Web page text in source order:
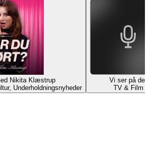
Nikita Klæstrup
Underholdningsnyheder
Vi ser på det
TV & Film